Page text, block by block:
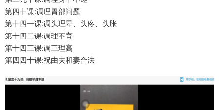
第四十课:调理胃部问题
第十四‬一课:调头理‬晕、头疼、头胀
第十四‬二课:调理不育
第十四‬三课:调三理‬高
第四四十‬课:祝由夫和妻‬合法